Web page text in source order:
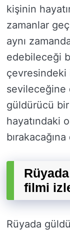
kişinin
zamanlar
aynı
edebileceği
çevresindeki
sevileceğine
güldürücü
hayatındaki
filmi
Rüyada